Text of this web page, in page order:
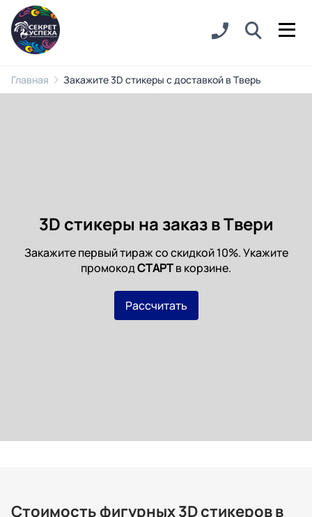
Главная Закажите 3D стикеры с доставкой в Тверь
3D стикеры на заказ в Твери
Закажите первый тираж со скидкой 10%. Укажите
промокодСТАРТв корзине.
Рассчитать
Стоимость фигурных 3D стикеров в